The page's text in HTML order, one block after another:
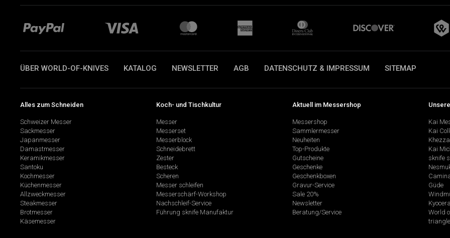
ÜBER WORLD-OF-KNIVES KATALOG NEWSLETTER AGB DATENSCHUTZ & IMPRESSUM SITEMAP
Alles zum Schneiden
Schweizer Messer
Sackmesser
Japanmesser
Damastmesser
Keramikmesser
Santoku
Kochmesser
Küchenmesser
Allzweckmesser
Steakmesser
Brotmesser
Käsemesser
Koch- und Tischkultur
Messer
Messerset
Messerblock
Schneidebrett
Zester
Besteck
Scheren
Messer schleifen
Messerschärf-Workshop
Nachschleif-Service
Führung sknife Manufaktur
Aktuell im Messershop
Messershop
Sammlermesser
Neuheiten
Top-Produkte
Gutscheine
Geschenke
Geschenkboxen
Gravur-Service
Sale 20%
Newsletter
Beratung/Service
Kai
Kai
Kai
sknife
Güde
Kyocera
World